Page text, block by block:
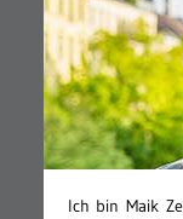
Ich bin Maik